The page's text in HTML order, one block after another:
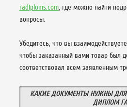
radiploms.com, где можно найти
вопросы.
Убедитесь, что вы
чтобы заказанный вами товар был
соответствовал всем заявленным
КАКИЕ ДОКУМЕНТЫ НУЖНЫ
ДИПЛОМ